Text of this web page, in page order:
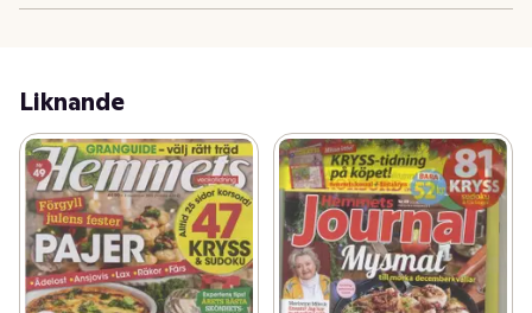
hälsan för mogna kvinnor och lagom kluriga kryss.
Notera att det alltid är det dagsaktuella numret som
skickas med i din leverans. För leveranser beställda
framåt i tiden kan det alltså bli ett nyare nummer än vad
som visas på produktbilden
Liknande